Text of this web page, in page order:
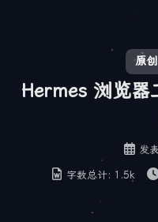
原创
Hermes 浏览
发
字数总计: 1.5k